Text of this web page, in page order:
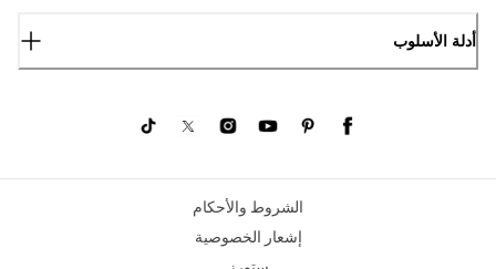
أدلة الأسلوب
الشروط والأحكام
إشعار الخصوصية